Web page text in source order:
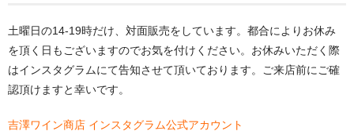
土曜日の14-19時だけ、対面販売をしています。都合によりお休み
を頂く日もございますのでお気を付けください。お休みいただく際
はインスタグラムにて告知させて頂いております。ご来店前にご確
認頂けますと幸いです。
吉澤ワイン商店 インスタグラム公式アカウント